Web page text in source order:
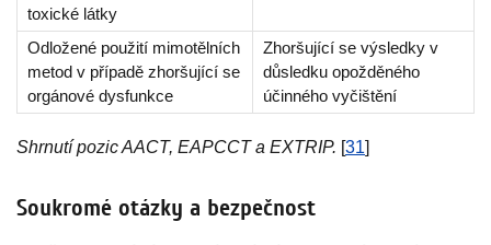
toxické látky
Odložené použití mimotělních
metod v případě zhoršující se
orgánové dysfunkce
Zhoršující se výsledky v
důsledku opožděného
účinného vyčištění
Shrnutí pozic AACT, EAPCCT a EXTRIP. [31]
Soukromé otázky a bezpečnost